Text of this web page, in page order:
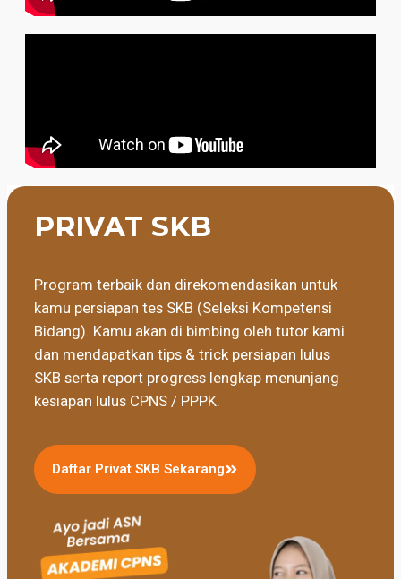
PRIVAT SKB
Program terbaik dan direkomendasikan untuk
kamu persiapan tes SKB (Seleksi Kompetensi
Bidang). Kamu akan di bimbing oleh tutor kami
dan mendapatkan tips & trick persiapan lulus
SKB serta report progress lengkap menunjang
kesiapan lulus CPNS / PPPK.
Daftar Privat SKB Sekarang